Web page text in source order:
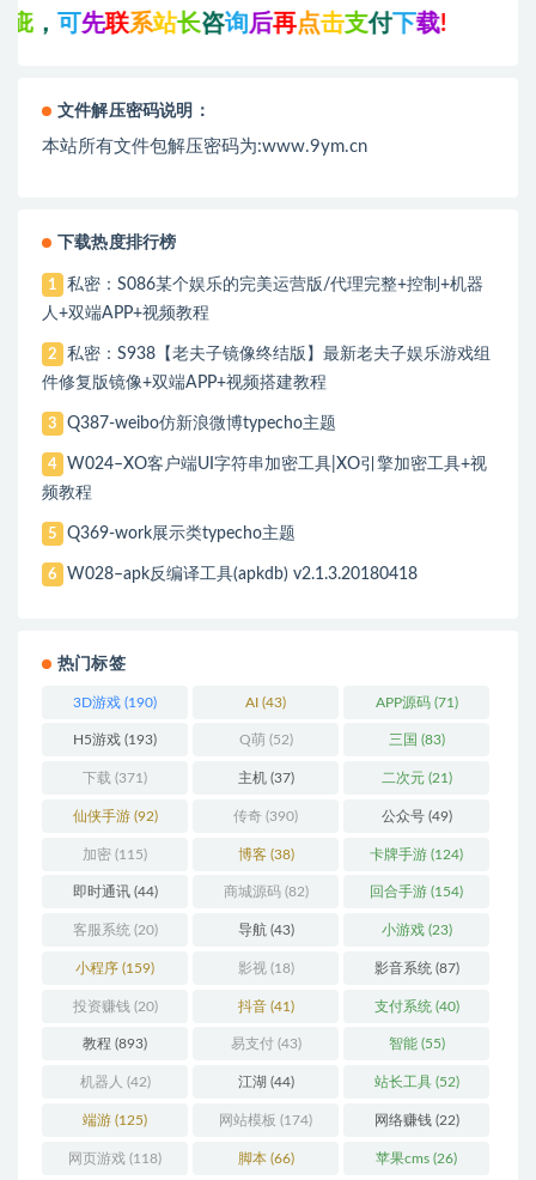
可 先联系站长咨询后再点击支付下载!
文件解压密码说明：
本站所有文件包解压密码为:www.9ym.cn
下载热度排行榜
1
私密：S086某个娱乐的完美运营版/代理完整+控制+机器
人+双端APP+视频教程
2
私密：S938【老夫子镜像终结版】最新老夫子娱乐游戏组
件修复版镜像+双端APP+视频搭建教程
3 Q387-weibo仿新浪微博typecho主题
4
W024–XO客户端UI字符串加密工具|XO引擎加密工具+视
频教程
5 Q369-work展示类typecho主题
6 W028–apk反编译工具(apkdb) v2.1.3.20180418
热门标签
3D游戏 (190) AI (43) APP源码(71)
H5游戏 (193) Q萌 (52) 三国 (83)
下载 (371) 主机(37) 二次元(21)
仙侠手游(92) 传奇 (390) 公众号(49)
加密 (115) 博客(38) 卡牌手游 (124)
即时通讯(44) 商城源码(82) 回合手游 (154)
客服系统 (20) 导航(43) 小游戏(23)
小程序 (159) 影视(18) 影音系统 (87)
投资赚钱 (20) 抖音(41) 支付系统 (40)
教程 (893) 易支付(43) 智能(55)
机器人 (42) 江湖 (44) 站长工具(52)
端游 (125) 网站模板 (174) 网络赚钱(22)
网页游戏 (118) 脚本(66) 苹果cms (26)